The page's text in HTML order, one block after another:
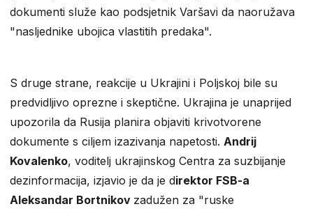
dokumenti služe kao podsjetnik Varšavi da naoružava
"nasljednike ubojica vlastitih predaka".
S druge strane, reakcije u Ukrajini i Poljskoj bile su
predvidljivo oprezne i skeptične. Ukrajina je unaprijed
upozorila da Rusija planira objaviti krivotvorene
dokumente s ciljem izazivanja napetosti. Andrij
Kovalenko, voditelj ukrajinskog Centra za suzbijanje
dezinformacija, izjavio je da je direktor FSB-a
Aleksandar Bortnikov zadužen za "ruske